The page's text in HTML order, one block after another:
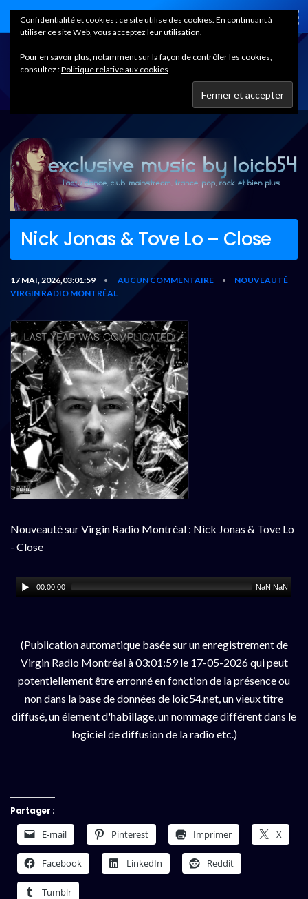
Home
Nick Jonas & Tove Lo – Close
17 MAI, 2026,03:01:59 • AUCUN COMMENTAIRE •
NOUVEAUTÉ
VIRGIN RADIO MONTRÉAL
Nouveauté sur Virgin Radio Montréal : Nick Jonas & Tove Lo
- Close
00:00:00 NaN:NaN
(Publication automatique basée sur un enregistrement de
Virgin Radio Montréal à 03:01:59 le 17-05-2026 qui peut
potentiellement être erronné en fonction de la présence ou
non dans la base de données de loic54.net, un vieux titre
diffusé, un élement d'habillage, un nommage différent dans le
logiciel de diffusion de la radio etc.)
Partager :
E-mail Pinterest Imprimer X
Facebook LinkedIn Reddit
Tumblr
Confidentialité et cookies : ce site utilise des cookies. En continuant à
utiliser ce site Web, vous acceptez leur utilisation.
Pour en savoir plus, notamment sur la façon de contrôler les cookies,
consultez :Politique relative aux cookies